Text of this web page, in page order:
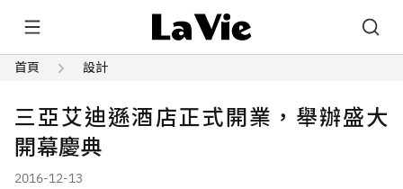
首頁 設計
三亞艾迪遜酒店正式開業，舉辦盛大
開幕慶典
2016-12-13